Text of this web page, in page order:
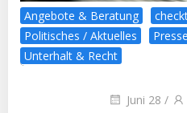
Angebote & Beratung
Politisches / Aktuelles
Unterhalt & Recht
Juni 28 /